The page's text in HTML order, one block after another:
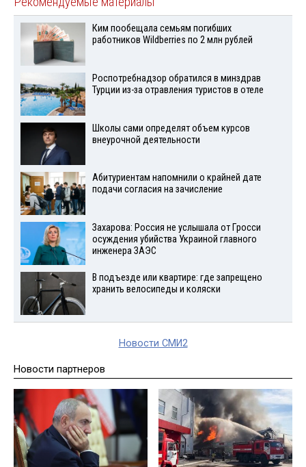
Ким пообещала семьям погибших
работников Wildberries по 2 млн рублей
Роспотребнадзор обратился в минздрав
Турции из-за отравления туристов в отеле
Школы сами определят объем курсов
внеурочной деятельности
Абитуриентам напомнили о крайней дате
подачи согласия на зачисление
Захарова: Россия не услышала от Гросси
осуждения убийства Украиной главного
инженера ЗАЭС
В подъезде или квартире: где запрещено
хранить велосипеды и коляски
Новости СМИ2
Новости партнеров